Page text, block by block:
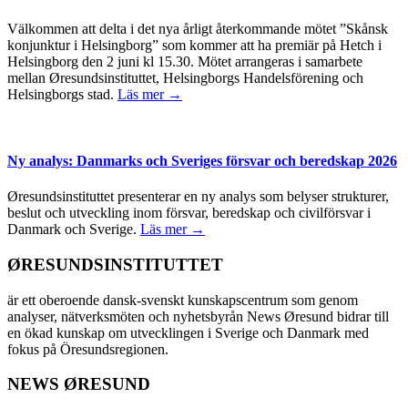
Välkommen att delta i det nya årligt återkommande mötet ”Skånsk
konjunktur i Helsingborg” som kommer att ha premiär på Hetch i
Helsingborg den 2 juni kl 15.30. Mötet arrangeras i samarbete
mellan Øresundsinstituttet, Helsingborgs Handelsförening och
Helsingborgs stad. Läs mer →
Ny analys: Danmarks och Sveriges försvar och beredskap 2026
Øresundsinstituttet presenterar en ny analys som belyser strukturer,
beslut och utveckling inom försvar, beredskap och civilförsvar i
Danmark och Sverige. Läs mer →
ØRESUNDSINSTITUTTET
är ett oberoende dansk-svenskt kunskapscentrum som genom
analyser, nätverksmöten och nyhetsbyrån News Øresund bidrar till
en ökad kunskap om utvecklingen i Sverige och Danmark med
fokus på Öresundsregionen.
NEWS ØRESUND